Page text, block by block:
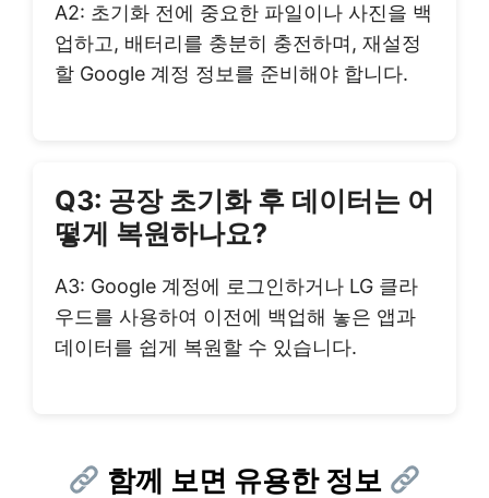
A2: 초기화 전에 중요한 파일이나 사진을 백
업하고, 배터리를 충분히 충전하며, 재설정
할 Google 계정 정보를 준비해야 합니다.
Q3: 공장 초기화 후 데이터는 어
떻게 복원하나요?
A3: Google 계정에 로그인하거나 LG 클라
우드를 사용하여 이전에 백업해 놓은 앱과
데이터를 쉽게 복원할 수 있습니다.
함께 보면 유용한 정보